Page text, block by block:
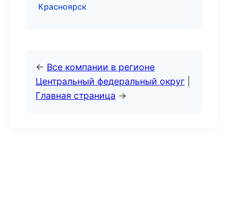
Красноярск
← Все компании в регионе
Центральный федеральный округ
Главная страница →